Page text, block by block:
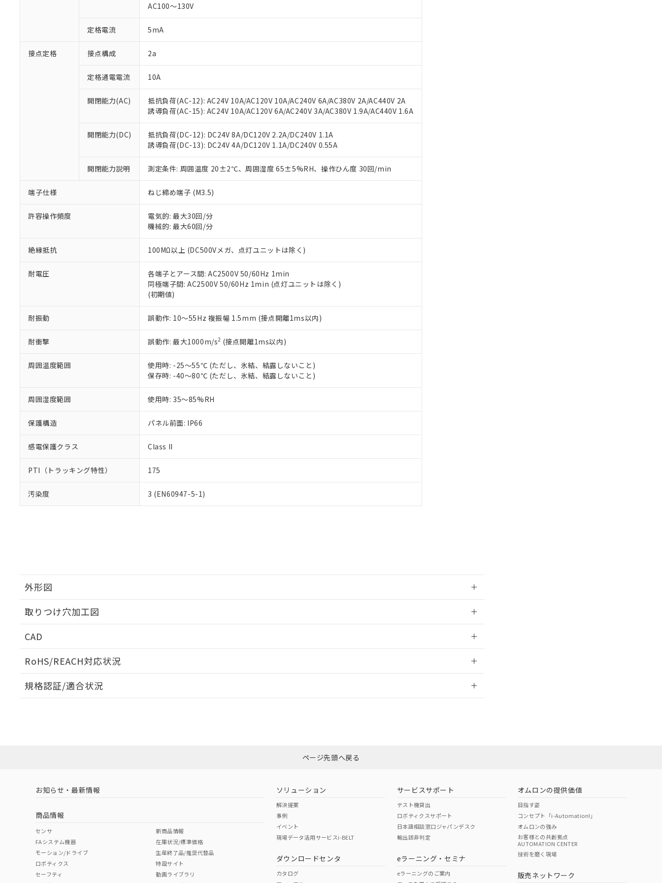
AC100～130V
定格電流 5mA
接点定格 接点構成 2a
定格通電電流 10A
開閉能力(AC)
抵抗負荷(AC-12): AC24V 10A/AC120V 10A/AC240V 6A/AC380V 2A/AC440V 2A
誘導負荷(AC-15): AC24V 10A/AC120V 6A/AC240V 3A/AC380V 1.9A/AC440V 1.6A
開閉能力(DC)
抵抗負荷(DC-12): DC24V 8A/DC120V 2.2A/DC240V 1.1A
誘導負荷(DC-13): DC24V 4A/DC120V 1.1A/DC240V 0.55A
開閉能力説明 測定条件: 周囲温度 20±2℃、周囲湿度 65±5%RH、操作ひん度 30回/min
端子仕様 ねじ締め端子 (M3.5)
許容操作頻度
電気的: 最大30回/分
機械的: 最大60回/分
絶縁抵抗 100MΩ以上 (DC500Vメガ、点灯ユニットは除く)
耐電圧
各端子とアース間: AC2500V 50/60Hz 1min
同極端子間: AC2500V 50/60Hz 1min (点灯ユニットは除く)
(初期値)
耐振動 誤動作: 10～55Hz 複振幅 1.5mm (接点開離1ms以内)
耐衝撃 誤動作: 最大1000m/s2 (接点開離1ms以内)
周囲温度範囲
使用時: -25～55℃ (ただし、氷結、結露しないこと)
保存時: -40～80℃ (ただし、氷結、結露しないこと)
周囲湿度範囲 使用時: 35～85%RH
保護構造 パネル前面: IP66
感電保護クラス Class II
PTI（トラッキング特性） 175
汚染度 3 (EN60947-5-1)
外形図
取りつけ穴加工図
CAD
RoHS/REACH対応状況
EU RoHS 注意事項・凡例
ダウンロードはこちら
中国 RoHS 注意事項・凡例
中国 RoHS表
Pb Hg Cr(VI)
規格認証/適合状況
以下の条件をお読みいただき、同意のうえご利用ください。
正式な納期状況および標準価格はお客様のお取引先、またはお客様担当のオムロン制御機器販売店・
当社販売員にご相談ください。
オムロン制御機器販売店や当社販売拠点は「販売ネットワーク
」をご確認ください。
在庫状況および標準価格結果を当社の事前の承諾なく第三者に漏洩または開示しないようお願いしま
す。
マイパーツ機能（部品リスト作成サービス）をご利用いただくには、I-Webメンバーズにご登録され
ている必要があります。
が、当社の製品・サービスに関するお客様との取引・商談に必要な範囲で利用することをご了承くだ
さい。
※当社の共同利用者とは、
いる法人を指します。
があります。
*EU RoHS指令（10物質）：
六価クロム(Cr(Ⅵ)) 1000ppm以下、ポリ臭化ビフェニル類(PBB) 1000ppm以下、ポリ臭化ジフェニルエーテル類(PBDE) 1000ppm以下、
但し、RoHS指令で産業用監視および制御機器に対する適用除外項目は除く。
フタル酸エステル類の４物質については閾値を超える意図的な使用がないことを確認しています。
※2 対応予定月
部品在庫の切り替え状況などにより、予定月が前後することがあります。
※3 非含有証明書ダウンロード
EU RoHS指令（10物質）の非含有証明書
51物質の非含有証明書（当社基準）
※本証明書は発行日時点で非含有を証明するもので、過去に遡って非含有を証明するものではありません。
また、RoHS指令のフタル酸エステル類４物質の対応では、対応完了までの期間は出荷製品に未対応品が
混在することから備考欄に対応日を記載しておりました。
既に当社にて対応品への在庫切替を完了していることから、特段のことがない限り、2022年1月12日よ
「×」：最大均質材料含有率が中国RoHSの基準値を超えていることを示します。
「－」：未確認です。当社販売部門へお問い合わせください。
Pb(鉛) :1000ppm、 Hg(水銀) : 1000ppm、 Cd(カドミウム) : 100ppm、
DBP(フタル酸ジブチル) : 1000ppm、 DIBP(フタル酸ジイソブチル) : 1000ppm、 BBP(フタル酸ブチルベンジル) : 1000ppm、
※2 環境保護使用期限
「ｅ」：有害物質（10物質）のすべてが基準値以下であることを示します。
「10」：通常の使用状況下において有害物質が外部に漏えいし、環境に深刻な影響を及ぼさない年数を意
味します。
「－」：未確認です。当社販売部門へお問い合わせください。
う）を輸出または国外への提供する場合は、日本国政府の輸出許可(または役務取引許可)を取得する
置等に一切使用いたしません。
当社は、貴社製品を第三者に販売する場合は、上記1、2および3の内容を当該第三者に通知します。
また当社は、販売先および販売に係わる関係者が違法に輸出するおそれがある場合は、取り引きをい
たしません。
記
説明
△ 一定数には満たないが在庫あり
－
在庫なし(最新の在庫状況については、お客様のお取引先、またはお客様担当のオムロン制御
機器販売店・当社販売員にご確認ください)
空
白
受注生産機種、また在庫状況の情報を公開していない機種
ページ先頭へ戻る
お知らせ・最新情報
商品情報
センサ
FAシステム機器
モーション/ドライブ
ロボティクス
セーフティ
新商品情報
在庫状況/標準価格
生産終了品/推奨代替品
特設サイト
動画ライブラリ
ソリューション
解決提案
事例
イベント
現場データ活用サービスi-BELT
ダウンロードセンタ
カタログ
サービスサポート
テスト機貸出
ロボティクスサポート
日本語相談窓口ジャパンデスク
輸出該非判定
eラーニング・セミナ
eラーニングのご案内
オムロンの提供価値
目指す姿
コンセプト「i-Automation!」
オムロンの強み
お客様との共創拠点
AUTOMATION CENTER
技術を磨く現場
販売ネットワーク